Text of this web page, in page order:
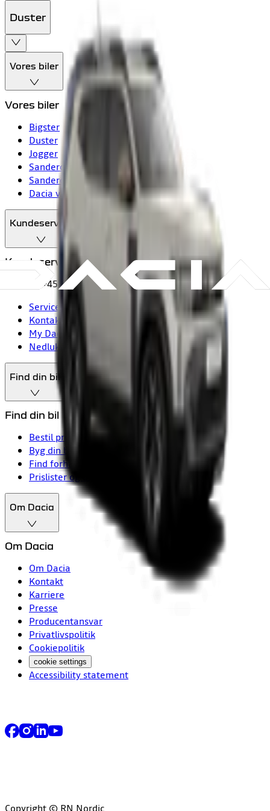
Duster
Vores biler
Vores biler
Bigster
Duster
Jogger
Sandero
Sandero Stepway
Dacia vans
Kundeservice
Kundeservice
Telefon: +45 39 10 50 20 (man-fre kl. 8-17)
Servicebooking online
Kontakt kundeservice
My Dacia
Nedlukning af 2G/3G-netværk
Find din bil
Find din bil
Bestil prøvetur
Byg din bil
Find forhandler
Prislister og brochurer
Om Dacia
Om Dacia
Om Dacia
Kontakt
Karriere
Presse
Producentansvar
Privatlivspolitik
Cookiepolitik
cookie settings
Accessibility statement
Copyright © RN Nordic